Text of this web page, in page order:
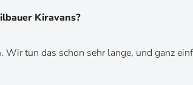
Kiravans?
. Wir tun das schon sehr lange, und ganz